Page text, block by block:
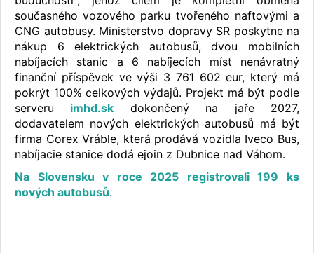
současného vozového parku tvořeného naftovými a
CNG autobusy. Ministerstvo dopravy SR poskytne na
nákup 6 elektrických autobusů, dvou mobilních
nabíjacích stanic a 6 nabíjecích míst nenávratný
finanční příspěvek ve výši 3 761 602 eur, který má
pokrýt 100% celkových výdajů. Projekt má být podle
serveru imhd.sk dokončený na jaře 2027,
dodavatelem nových elektrických autobusů má být
firma Corex Vráble, která prodává vozidla Iveco Bus,
nabíjacie stanice dodá ejoin z Dubnice nad Váhom.
Na Slovensku v roce 2025 registrovali 199 ks
nových autobusů.